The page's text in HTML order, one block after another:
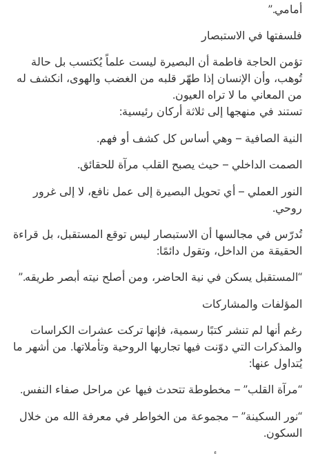
أمامي.”
فلسفتها في الاستبصار
تؤمن الحاجة فاطمة أن البصيرة ليست علماً يُكتسب بل حالة
تُوهب، وأن الإنسان إذا طهّر قلبه من الغضب والهوى، انكشف له
من المعاني ما لا تراه العيون.
تستند في منهجها إلى ثلاثة أركان رئيسية:
النية الصافية – وهي أساس كل كشف أو فهم.
الصمت الداخلي – حيث يصبح القلب مرآة للحقائق.
النور العملي – أي تحويل البصيرة إلى عمل نافع، لا إلى غرور
روحي.
تُدرّس في مجالسها أن الاستبصار ليس توقع المستقبل، بل قراءة
الحقيقة من الداخل، وتقول دائمًا:
“المستقبل يسكن في نية الحاضر، ومن أصلح نيته أبصر طريقه.”
المؤلفات والمشاركات
رغم أنها لم تنشر كتبًا رسمية، فإنها تركت عشرات الكراسات
والمذكرات التي دوّنت فيها تجاربها الروحية وتأملاتها. من أشهر ما
يُتداول عنها:
“مرآة القلب” – مخطوطة تتحدث فيها عن مراحل صفاء النفس.
“نور السكينة” – مجموعة من الخواطر في معرفة الله من خلال
السكون.